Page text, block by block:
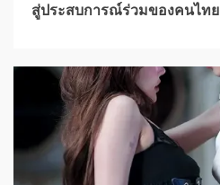
สู่ประสบการณ์ร่วมของคนไทย